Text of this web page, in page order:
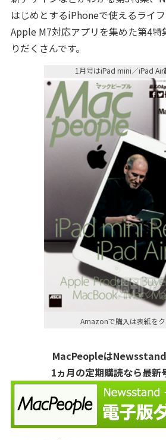
はじめとするiPhoneで使えるライ
Apple M7対応アプリを集めた第4特
りだくさんです。
1月号はiPad mini／iPad Air
Amazonで購入は表紙を
MacPeopleは
1ヵ月の定期購読なら最新